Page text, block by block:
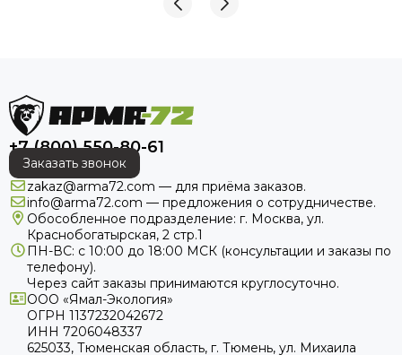
+7 (800) 550-80-61
Заказать звонок
zakaz@arma72.com — для приёма заказов.
info@arma72.com — предложения о сотрудничестве.
Обособленное подразделение: г. Москва, ул.
Краснобогатырская, 2 стр.1
ПН-ВС: с 10:00 до 18:00 МСК (консультации и заказы по
телефону).
Через сайт заказы принимаются круглосуточно.
ООО «Ямал-Экология»
ОГРН 1137232042672
ИНН 7206048337
625033, Тюменская область, г. Тюмень, ул. Михаила